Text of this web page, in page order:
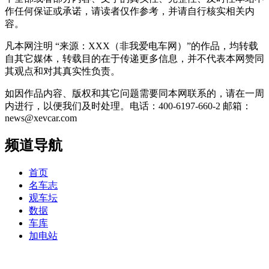
作任何保证或承诺，请读者仅作参考，并请自行核实相关内
容。
凡本网注明 “来源：XXX（非我爱电车网）”的作品，均转载
自其它媒体，转载目的在于传递更多信息，并不代表本网赞同
其观点和对其真实性负责。
如因作品内容、版权和其它问题需要同本网联系的，请在一周
内进行，以便我们及时处理。电话：400-6197-660-2 邮箱：
news@xevcar.com
频道导航
首页
名车志
观车坛
数据
车库
加电站